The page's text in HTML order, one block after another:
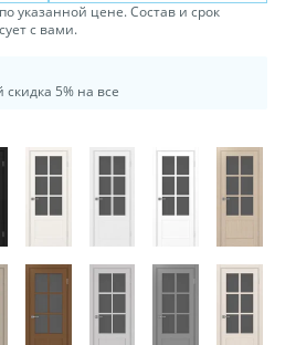
указанной цене. Состав и срок
с вами.
скидка 5% на все